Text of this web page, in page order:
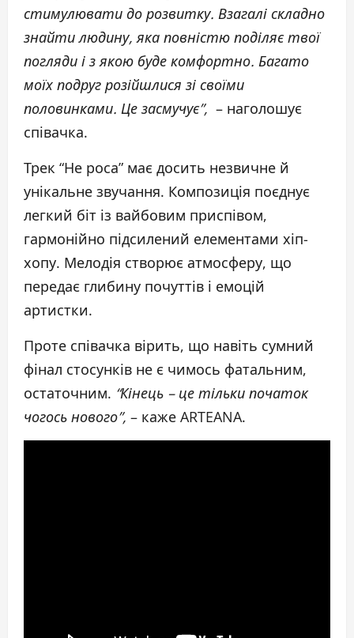
стимулювати до розвитку. Взагалі складно
знайти людину, яка повністю поділяє твої
погляди і з якою буде комфортно. Багато
моїх подруг розійшлися зі своїми
половинками. Це засмучує”, – наголошує
співачка.
Трек “Не роса” має досить незвичне й
унікальне звучання. Композиція поєднує
легкий біт із вайбовим приспівом,
гармонійно підсилений елементами хіп-
хопу. Мелодія створює атмосферу, що
передає глибину почуттів і емоцій
артистки.
Проте співачка вірить, що навіть сумний
фінал стосунків не є чимось фатальним,
остаточним. “Кінець – це тільки початок
чогось нового”, – каже ARTEANA.